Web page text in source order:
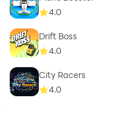
4.0
Drift Boss
4.0
City Racers
4.0